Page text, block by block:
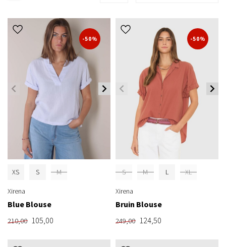
-50%
XS S M
Xirena
Blue Blouse
210,00 105,00
-50%
S M L XL
Xirena
Bruin Blouse
249,00 124,50